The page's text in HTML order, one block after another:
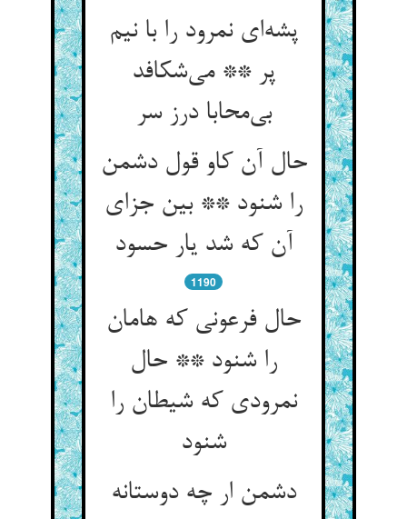
پشه‌‌ای نمرود را با نیم
پر ** می‌‌شکافد
بی‌‌محابا درز سر
حال آن کاو قول دشمن
را شنود ** بین جزای
آن که شد یار حسود
1190
حال فرعونی که هامان
را شنود ** حال
نمرودی که شیطان را
شنود
دشمن ار چه دوستانه